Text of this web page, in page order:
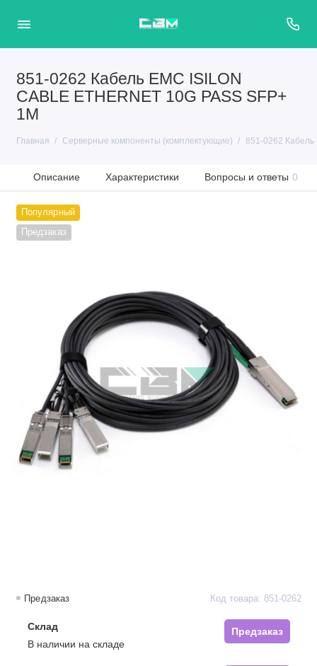
851-0262 Кабель EMC ISILON
CABLE ETHERNET 10G PASS SFP+
1M
Главная Серверные компоненты (комплектующие) 851-0262 Кабель
Описание Характеристики Вопросы и ответы 0
Популярный
Предзаказ
Предзаказ Код товара: 851-0262
Склад
Предзаказ
В наличии на складе